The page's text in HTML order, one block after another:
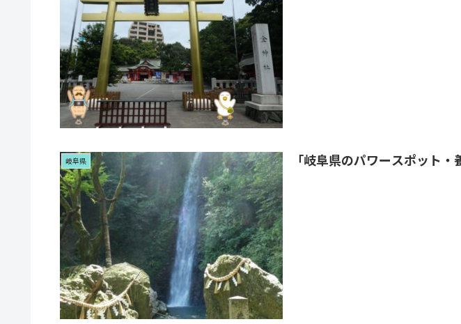
岐阜県 「岐阜県のパワースポット・